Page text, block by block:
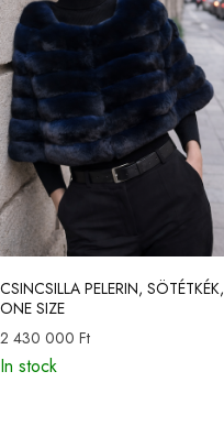
CSINCSILLA PELERIN, SÖTÉTKÉK,
ONE SIZE
2 430 000 Ft
In stock